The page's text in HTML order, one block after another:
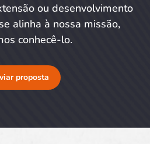
ou desenvolvimento
alinha à nossa missão,
conhecê-lo.
proposta